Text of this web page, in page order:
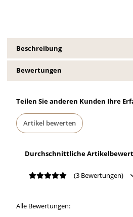
Beschreibung
Bewertungen
Durchschnittliche
(3 Bewertungen)
Teilen Sie anderen Kunden Ihre
Artikel bewerten
Alle Bewertungen: